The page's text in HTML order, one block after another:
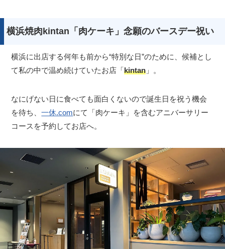
横浜焼肉kintan「肉ケーキ」念願のバースデー祝い
横浜に出店する何年も前から“特別な日”のために、候補とし
て私の中で温め続けていたお店「kintan 」。
なにげない日に食べても面白くないので誕生日を祝う機会
を待ち、一休.comにて「肉ケーキ」を含むアニバーサリー
コースを予約してお店へ。